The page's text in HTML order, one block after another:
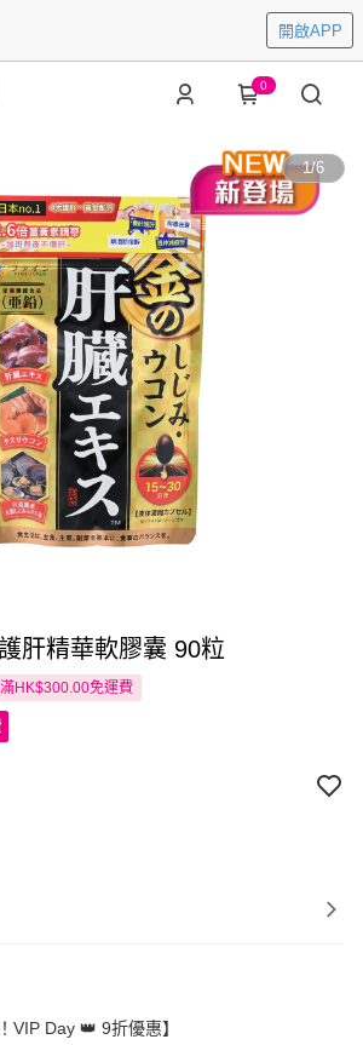
開啟APP
0
1/6
肝精華軟膠囊 90粒
HK$300.00免運費
VIP Day 👑 9折優惠】